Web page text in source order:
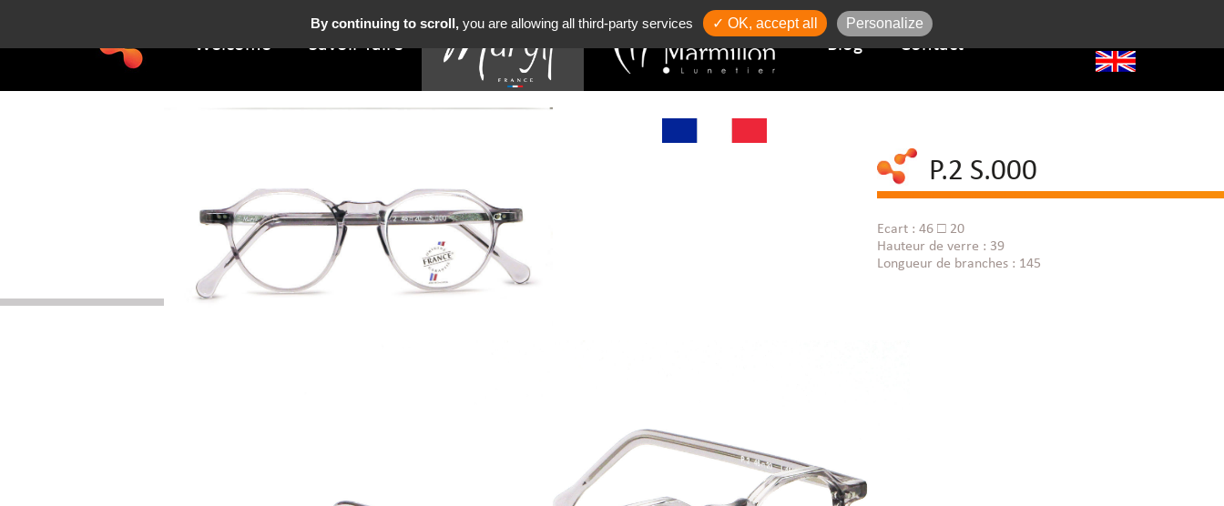
Welcome Savoir-faire Blog Contact
P.2 S.000
Ecart : 46 □ 20
Hauteur de verre : 39
Longueur de branches : 145
By continuing to scroll,you are allowing all third-party services ✓ OK, accept all Personalize